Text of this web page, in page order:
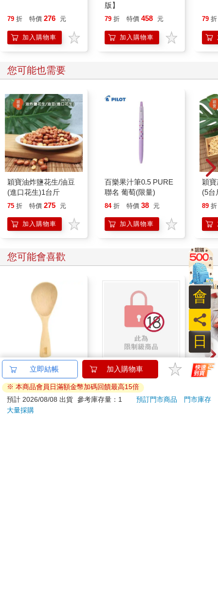
79 折 特價 276 元
加入購物車
版】
79 折 特價 458 元
加入購物車
79 折
您可能也需要
穎寶油炸鹽花生/油豆
(進口花生)1台斤
75 折 特價 275 元
加入購物車
百樂果汁筆0.5 PURE
聯名 葡萄(限量)
84 折 特價 38 元
加入購物車
穎
(5台
89 折
您可能會喜歡
山毛櫸站立飯匙-3入組
66 折 特價 788 元
加入購物車
如夢似幻的愛情體驗
特價 350 元
【
立即結帳 加入購物車
※ 本商品會員日滿額金幣加碼回饋最高15倍
預計 2026/08/08 出貨 參考庫存量：1 預訂門市商品
門市庫存
大量採購
日
員
會